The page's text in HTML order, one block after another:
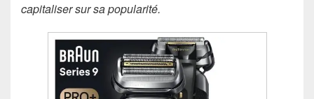
capitaliser sur sa popularité.